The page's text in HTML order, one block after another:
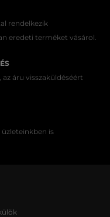
rendelkezik
eredeti terméket vásárol.
áru visszaküldéséért
is